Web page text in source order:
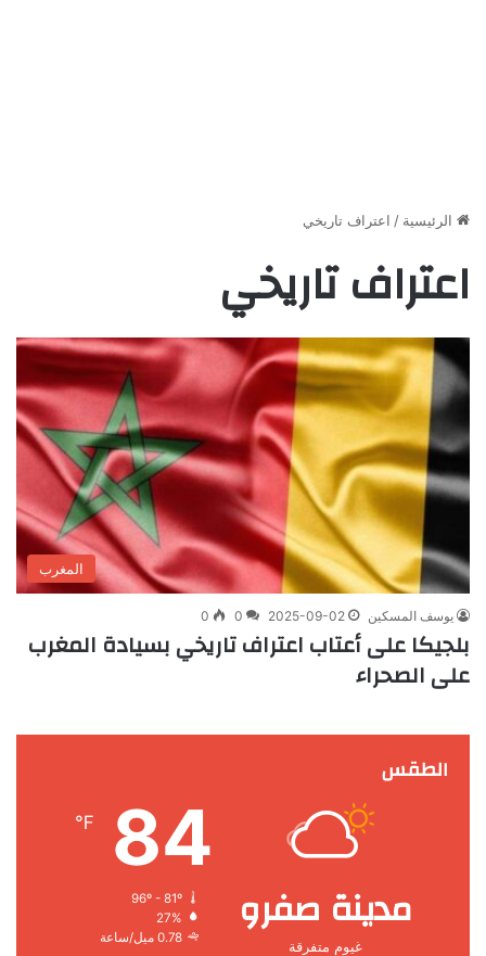
الرئيسية / اعتراف تاريخي
اعتراف تاريخي
المغرب
يوسف المسكين 2025-09-02
0
0
بلجيكا على أعتاب اعتراف تاريخي بسيادة المغرب
على الصحراء
الطقس
مدينة صفرو
غيوم متفرقة
84
℉
96º - 81º
27%
0.78 ميل/ساعة